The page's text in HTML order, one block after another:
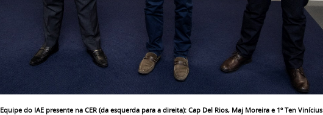
Equipe do IAE presente na CER (da esquerda para a direita): Cap Del Rios, Maj Moreira e 1º Ten Vinícius